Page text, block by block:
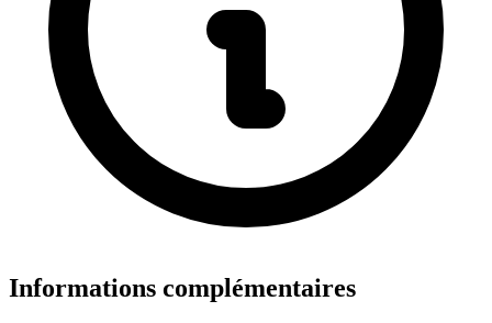
Informations complémentaires